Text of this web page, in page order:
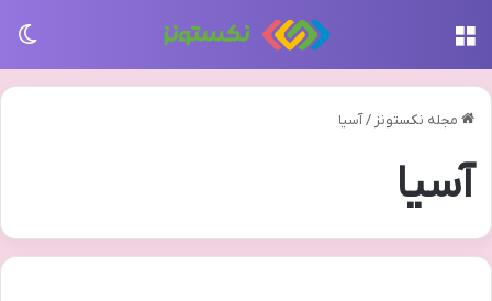
مجله نکستونز /آسیا
آسیا